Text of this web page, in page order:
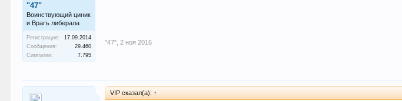
"47"
Воинствующий циник
и Врагъ либерала
Регистрация:
17.09.2014
Сообщения:
29.460
Симпатии:
7.795
"47" 2 ноя 2016
VIP сказал(а): ↑